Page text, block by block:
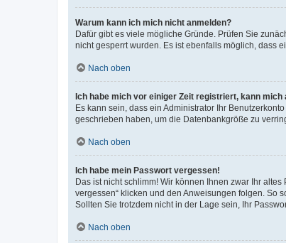
Warum kann ich mich nicht anmelden?
Dafür gibt es viele mögliche Gründe. Prüfen Sie
nicht gesperrt wurden. Es ist ebenfalls möglich, dass
Nach oben
Ich habe mich vor einiger Zeit registriert, kann mich
Es kann sein, dass ein Administrator Ihr
geschrieben haben, um die Datenbankgröße zu
Nach oben
Ich habe mein Passwort vergessen!
Das ist nicht schlimm! Wir können Ihnen zwar Ihr
vergessen“ klicken und den Anweisungen folgen. So
Sollten Sie trotzdem nicht in der Lage sein, Ihr
Nach oben